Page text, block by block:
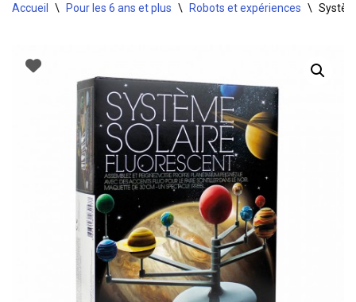
Accueil \ Pour les 6 ans et plus \ Robots et expériences \